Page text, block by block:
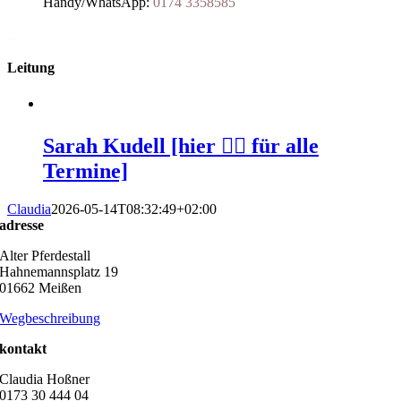
Leitung
Sarah Kudell [hier 👆🏻 für alle
Termine]
Claudia2026-05-14T08:32:49+02:00
adresse
Alter Pferdestall
Hahnemannsplatz 19
01662 Meißen
Wegbeschreibung
kontakt
Claudia Hoßner
0173 30 444 04